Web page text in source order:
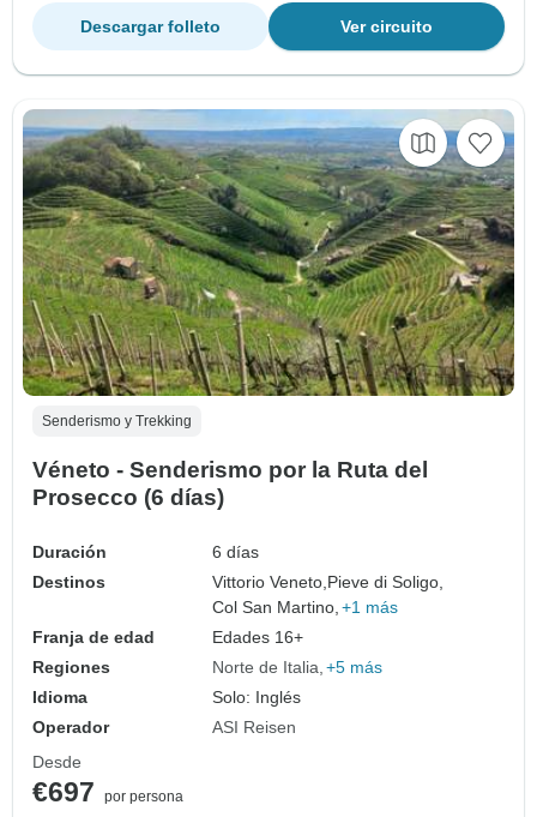
Ver circuito
Descargar folleto
Senderismo y Trekking
Véneto - Senderismo por la Ruta del
Prosecco (6 días)
Duración
6 días
Destinos
Vittorio Veneto,Pieve di Soligo,
Col San Martino, +1 más
Franja de edad
Edades 16+
Regiones
Norte de Italia +5 más
Idioma
Solo: Inglés
Operador
ASI Reisen
Desde
€697
por persona